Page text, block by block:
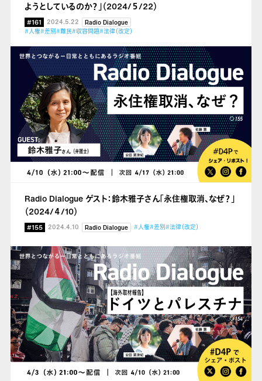
ようとしているのか？」（2024/５/22）
#161 2024.5.22
Radio Dialogue
#人権#差別#難民#収容問題#法律（改定）
Radio Dialogue ゲスト：鈴木雅子さん「永住権取消、なぜ？」
（2024/４/10）
#155 2024.4.10 Radio Dialogue #人権#差別#法律（改定）